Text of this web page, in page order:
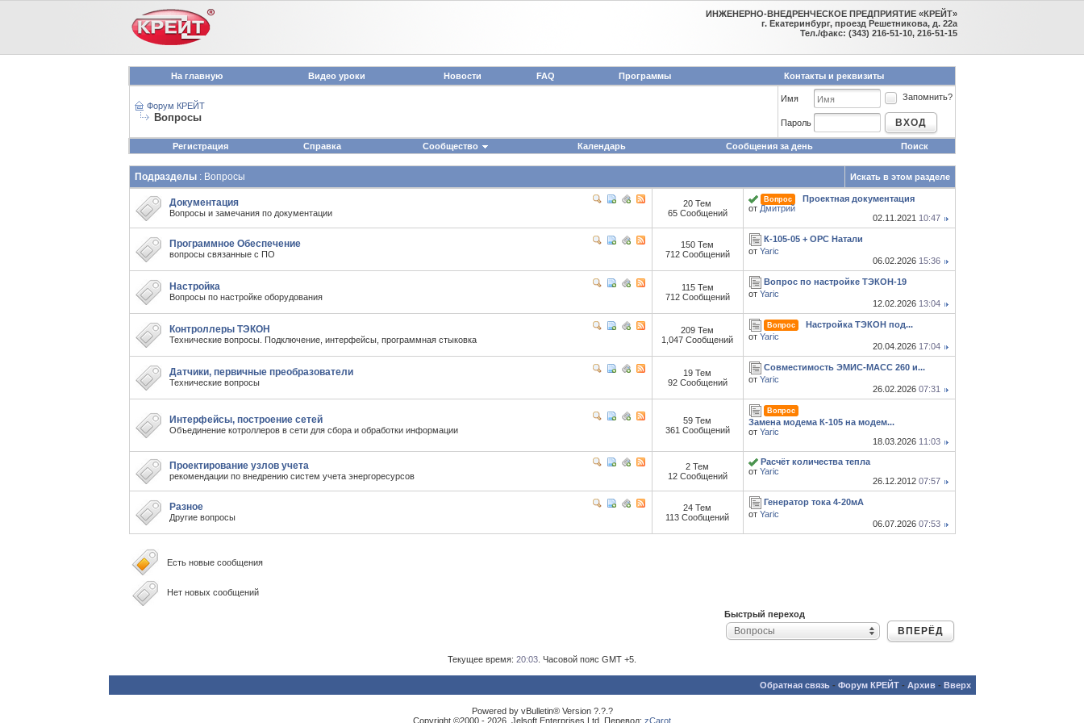
ИНЖЕНЕРНО-ВНЕДРЕНЧЕСКОЕ ПРЕДПРИЯТИЕ «КРЕЙТ»
г. Екатеринбург, проезд Решетникова, д. 22а
Тел./факс: (343) 216-51-10, 216-51-15
На главную Видео уроки Новости FAQ Программы Контакты и реквизиты
Форум КРЕЙТ
Вопросы
Имя Запомнить?
Пароль ВХОД
Регистрация Справка Сообщество Календарь Сообщения за день Поиск
Подразделы: Вопросы Искать в этом разделе
Документация
Вопросы и замечания по документации
20 Тем
65 Сообщений
Вопрос
Проектная документация
от Дмитрий
02.11.2021 10:47
Программное Обеспечение
вопросы связанные с ПО
150 Тем
712 Сообщений
К-105-05 + OPC Натали
от Yaric
06.02.2026 15:36
Настройка
Вопросы по настройке оборудования
115 Тем
712 Сообщений
Вопрос по настройке ТЭКОН-19
от Yaric
12.02.2026 13:04
Контроллеры ТЭКОН
Технические вопросы. Подключение, интерфейсы, программная стыковка
209 Тем
1,047 Сообщений
Вопрос
Настройка ТЭКОН под...
от Yaric
20.04.2026 17:04
Датчики, первичные преобразователи
Технические вопросы
19 Тем
92 Сообщений
Совместимость ЭМИС‑МАСС 260 и...
от Yaric
26.02.2026 07:31
Интерфейсы, построение сетей
Объединение котроллеров в сети для сбора и обработки информации
59 Тем
361 Сообщений
Вопрос
Замена модема К-105 на модем...
от Yaric
18.03.2026 11:03
Проектирование узлов учета
рекомендации по внедрению систем учета энергоресурсов
2 Тем
12 Сообщений
Расчёт количества тепла
от Yaric
26.12.2012 07:57
Разное
Другие вопросы
24 Тем
113 Сообщений
Генератор тока 4-20мА
от Yaric
06.07.2026 07:53
Есть новые сообщения
Нет новых сообщений
Быстрый переход
Вопросы ВПЕРЁД
Текущее время: 20:03 . Часовой пояс GMT +5.
Обратная связь- Форум КРЕЙТ- Архив- Вверх
Powered by vBulletin® Version ?.?.?
Copyright ©2000 - 2026, Jelsoft Enterprises Ltd. Перевод: zCarot